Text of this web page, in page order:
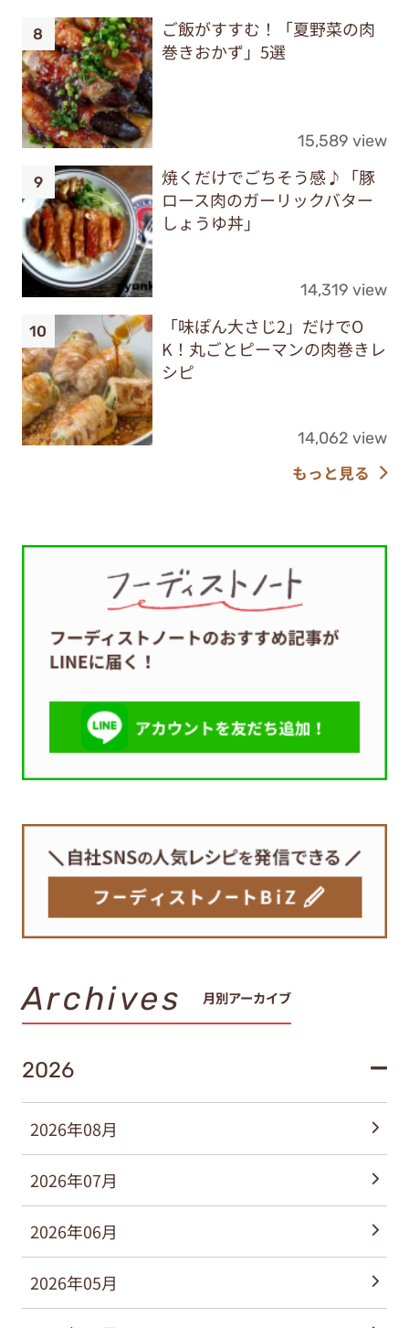
ご飯がすすむ！「夏野菜の肉
巻きおかず」5選
15,589 view
焼くだけでごちそう感♪「豚
ロース肉のガーリックバター
しょうゆ丼」
14,319 view
「味ぽん大さじ2」だけでO
K！丸ごとピーマンの肉巻きレ
シピ
14,062 view
もっと見る
Archives 月別アーカイブ
2026
2026年08月
2026年07月
2026年06月
2026年05月